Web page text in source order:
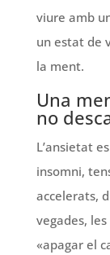
viure amb
un estat de
la ment.
Una
no
L’ansietat
insomni,
accelerats,
vegades,
«apagar el